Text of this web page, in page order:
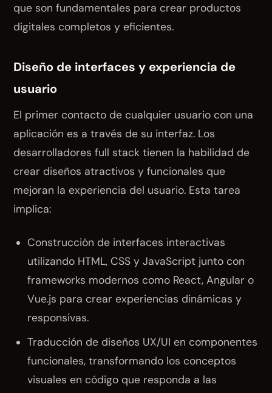
que son fundamentales para crear productos
digitales completos y eficientes.
Diseño de interfaces y experiencia de
usuario
El primer contacto de cualquier usuario con una
aplicación es a través de su interfaz. Los
desarrolladores full stack tienen la habilidad de
crear diseños atractivos y funcionales que
mejoran la experiencia del usuario. Esta tarea
implica:
Construcción de interfaces interactivas
utilizando HTML, CSS y JavaScript junto con
frameworks modernos como React, Angular o
Vue.js para crear experiencias dinámicas y
responsivas.
Traducción de diseños UX/UI en componentes
funcionales, transformando los conceptos
visuales en código que responda a las